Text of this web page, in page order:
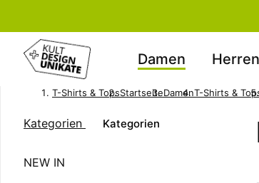
Damen Herren
T-Shirts & TopsStartseiteDamenT-Shirts &
Kategorien Kategorien
NEW IN